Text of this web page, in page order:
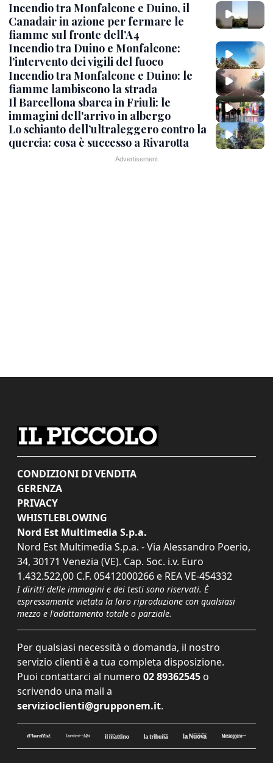
Incendio tra Monfalcone e Duino, il
Canadair in azione per fermare le
fiamme sul fronte dell’A4
Incendio tra Duino e Monfalcone:
l’intervento dei vigili del fuoco
Incendio tra Monfalcone e Duino: le
fiamme lambiscono la strada
Il Barcellona sbarca in Friuli: le
immagini dell'arrivo in albergo
Lo schianto dell’ultraleggero contro la
quercia: cosa è successo a Rivarotta
CONDIZIONI DI VENDITA
GERENZA
PRIVACY
WHISTLEBLOWING
Nord Est Multimedia S.p.a.
Nord Est Multimedia S.p.a. - Via Alessandro Poerio,
34, 30171 Venezia (VE). Cap. Soc. i.v. Euro
1.432.522,00 C.F. 05412000266 e REA VE-454332
I diritti delle immagini e dei testi sono riservati. È
espressamente vietata la loro riproduzione con qualsiasi
mezzo e l'adattamento totale o parziale.
Per qualsiasi necessità o domanda, il nostro
servizio clienti è a tua completa disposizione.
Puoi contattarci al numero 02 89362545 o
scrivendo una mail a
servizioclienti@grupponem.it.